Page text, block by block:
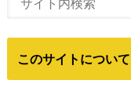
Computer Music
や、新製品のニュー